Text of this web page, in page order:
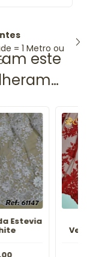
= 1 Metro ou
Estevia